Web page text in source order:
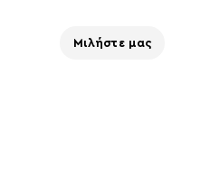
Μιλήστε μας